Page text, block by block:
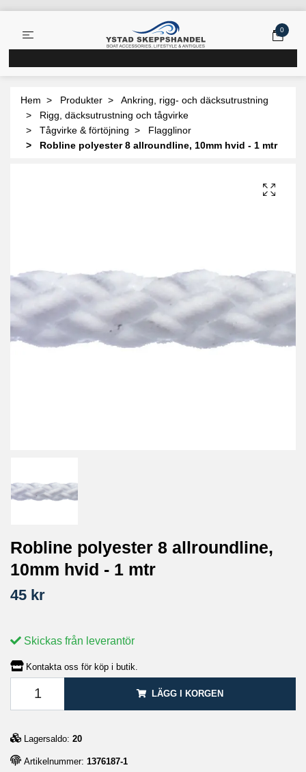
0
Hem Produkter
Ankring, rigg- och däcksutrustning
Rigg, däcksutrustning och tågvirke
Tågvirke & förtöjning
Flagglinor
Robline polyester 8 allroundline, 10mm hvid - 1 mtr
Robline polyester 8 allroundline,
10mm hvid - 1 mtr
45 kr
Skickas från leverantör
Kontakta oss för köp i butik.
LÄGG I KORGEN
Lagersaldo: 20
Artikelnummer: 1376187-1